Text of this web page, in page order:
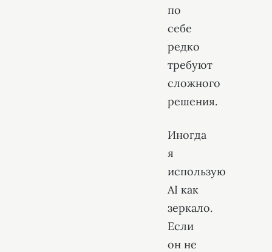
по
себе
редко
требуют
сложного
решения.
Иногда
я
использую
AI как
зеркало.
Если
он не